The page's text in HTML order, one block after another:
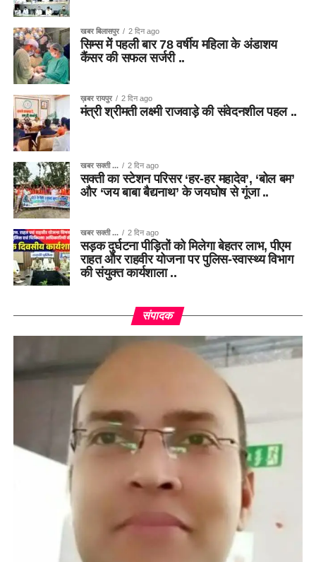
खबर बिलासपुर 2 दिन ago
सिम्स में पहली बार 78 वर्षीय महिला के अंडाशय
कैंसर की सफल सर्जरी ..
ख़बर रायपुर 2 दिन ago
मंत्री श्रीमती लक्ष्मी राजवाड़े की संवेदनशील पहल ..
खबर सक्ती ... 2 दिन ago
सक्ती का स्टेशन परिसर ‘हर-हर महादेव’, ‘बोल बम’
और ‘जय बाबा बैद्यनाथ’ के जयघोष से गूंजा ..
खबर सक्ती ... 2 दिन ago
सड़क दुर्घटना पीड़ितों को मिलेगा बेहतर लाभ, पीएम
राहत और राहवीर योजना पर पुलिस-स्वास्थ्य विभाग
की संयुक्त कार्यशाला ..
संपादक